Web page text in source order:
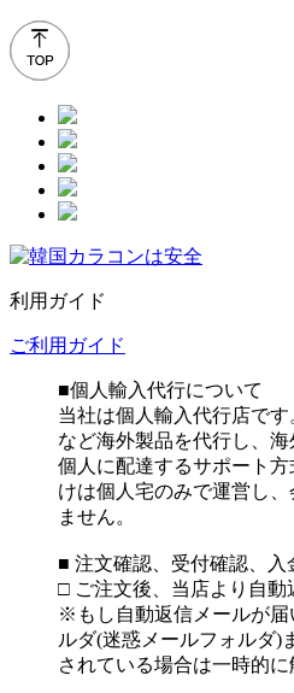
利用ガイド
ご利用ガイド
■個人輸入代行について
当社は個人輸入代行店で
など海外製品を代行し、
個人に配達するサポート
けは個人宅のみで運営し
ません。
■ 注文確認、受付確認、
□ ご注文後、当店より自動
※もし自動返信メールが届
ルダ(迷惑メールフォルダ)
されている場合は一時的に